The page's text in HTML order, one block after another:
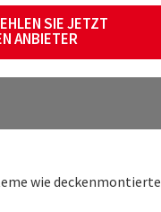
SIE JETZT
ANBIETER
wie deckenmontierte